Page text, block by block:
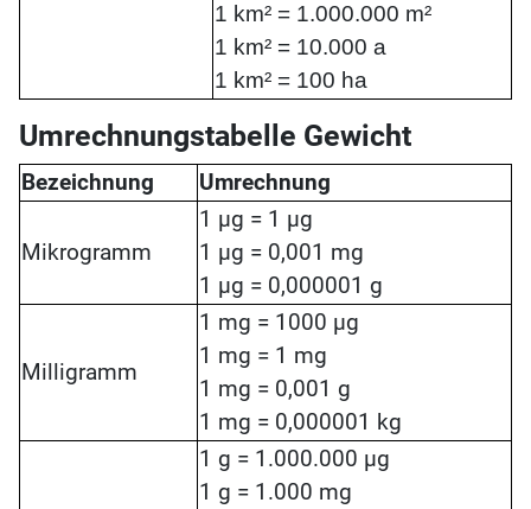
1 km² = 1.000.000 m²
1 km² = 10.000 a
1 km² = 100 ha
Umrechnungstabelle Gewicht
Bezeichnung Umrechnung
Mikrogramm
1 µg = 1 µg
1 µg = 0,001 mg
1 µg = 0,000001 g
Milligramm
1 mg = 1000 µg
1 mg = 1 mg
1 mg = 0,001 g
1 mg = 0,000001 kg
1 g = 1.000.000 µg
1 g = 1.000 mg